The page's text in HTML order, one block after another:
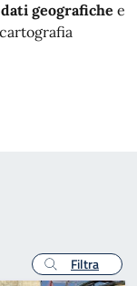
geografiche e
cartografia
Filtra